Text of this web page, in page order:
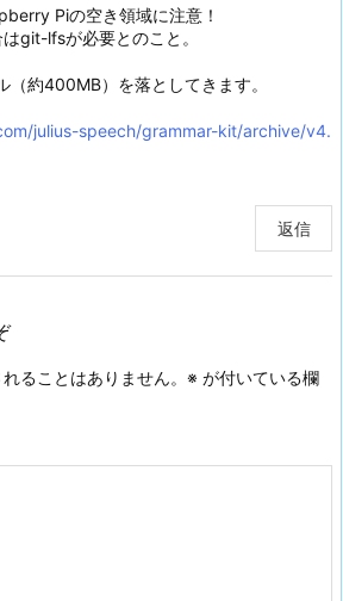
Piの空き領域に注意！
git-lfsが必要とのこと。
約400MB）を落としてきます。
julius-speech/grammar-kit/archive/v4.
返信
ることはありません。 ※ が付いている欄